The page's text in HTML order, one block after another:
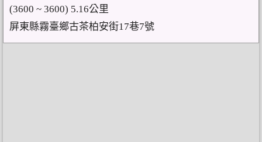
(3600 ~ 3600) 5.16公里
屏東縣霧臺鄉古茶柏安街17巷7號